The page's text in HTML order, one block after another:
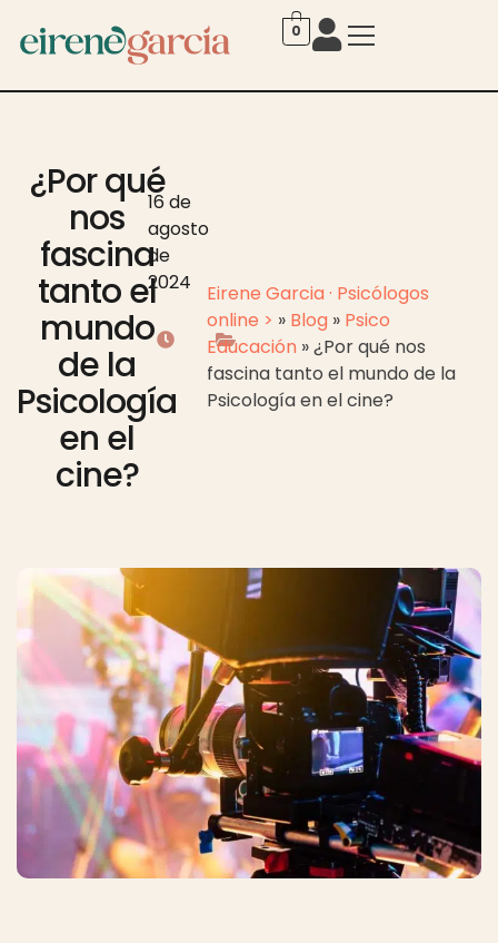
0
¿Por qué
nos
fascina
tanto el
mundo
de la
Psicología
en el
cine?
16 de
agosto
de
2024
Eirene Garcia · Psicólogos
online > » Blog » Psico
Educación »¿Por qué nos
fascina tanto el mundo de la
Psicología en el cine?